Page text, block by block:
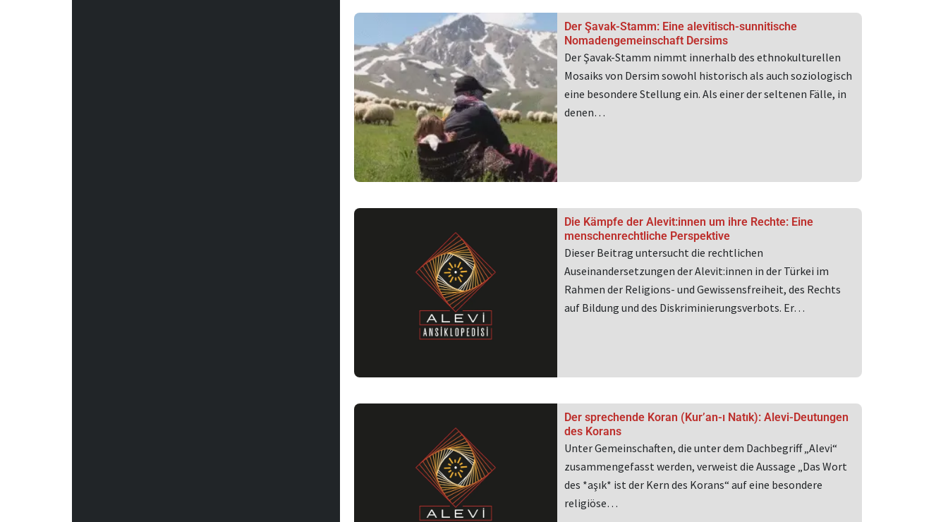
Der Şavak-Stamm: Eine alevitisch-sunnitische
Nomadengemeinschaft Dersims
Der Şavak-Stamm nimmt innerhalb des ethnokulturellen
Mosaiks von Dersim sowohl historisch als auch soziologisch
eine besondere Stellung ein. Als einer der seltenen Fälle, in
denen…
Die Kämpfe der Alevit:innen um ihre Rechte: Eine
menschenrechtliche Perspektive
Dieser Beitrag untersucht die rechtlichen
Auseinandersetzungen der Alevit:innen in der Türkei im
Rahmen der Religions- und Gewissensfreiheit, des Rechts
auf Bildung und des Diskriminierungsverbots. Er…
Der sprechende Koran (Kur’an-ı Natık): Alevi-Deutungen
des Korans
Unter Gemeinschaften, die unter dem Dachbegriff „Alevi“
zusammengefasst werden, verweist die Aussage „Das Wort
des *aşık* ist der Kern des Korans“ auf eine besondere
religiöse…